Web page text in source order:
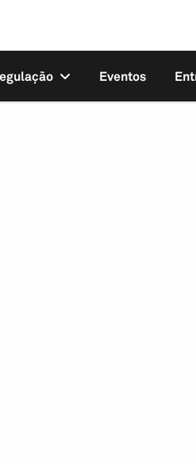
Eventos